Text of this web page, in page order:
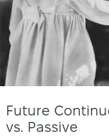
Future
vs. Passive